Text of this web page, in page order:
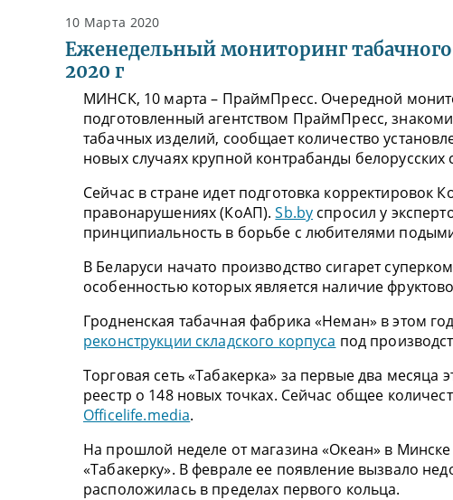
10 Марта 2020
Еженедельный мониторинг
2020 г
МИНСК, 10 марта – ПраймПресс. Очередной
подготовленный агентством ПраймПресс,
табачных изделий, сообщает количество
новых случаях крупной контрабанды белорусских
Сейчас в стране идет подготовка корректировок
правонарушениях (КоАП).Sb.by спросил у
принципиальность в борьбе с любителями
В Беларуси начато производство сигарет
особенностью которых является наличие
Гродненская табачная фабрика «Неман» в этом
реконструкции складского корпуса под
Торговая сеть «Табакерка» за первые два месяца
реестр о 148 новых точках. Сейчас общее
Officelife.media.
На прошлой неделе от магазина «Океан» в
«Табакерку». В феврале ее появление вызвало
расположилась в пределах первого кольца.